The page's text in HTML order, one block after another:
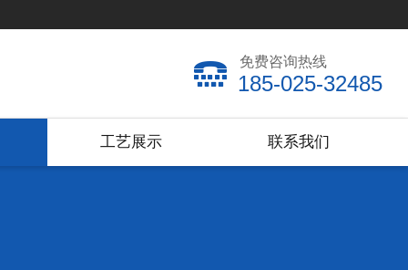
免费咨询热线
185-025-32485
工艺展示 联系我们